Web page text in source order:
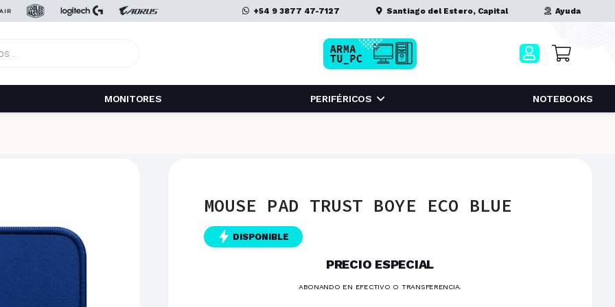
+54 9 3877 47-7127 Santiago del Estero, Capital Ayuda
MONITORES PERIFÉRICOS NOTEBOOKS
MOUSE PAD TRUST BOYE ECO BLUE
DISPONIBLE
PRECIO ESPECIAL
ABONANDO EN EFECTIVO O TRANSFERENCIA.